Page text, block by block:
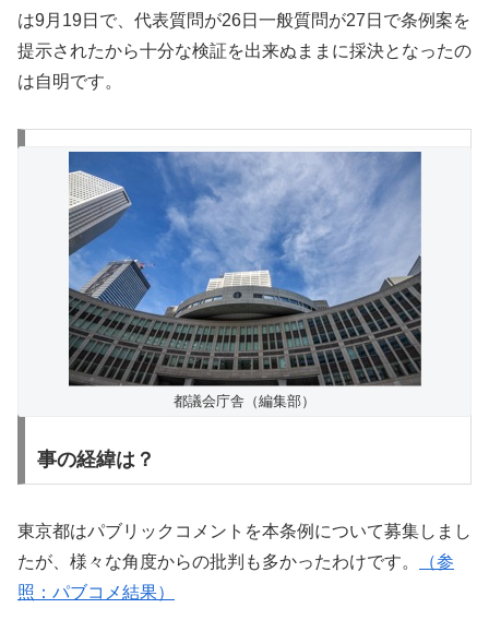
は9月19日で、代表質問が26日一般質問が27日で条例案を
提示されたから十分な検証を出来ぬままに採決となったの
は自明です。
都議会庁舎（編集部）
事の経緯は？
東京都はパブリックコメントを本条例について募集しまし
たが、様々な角度からの批判も多かったわけです。
（参
照：パブコメ結果）